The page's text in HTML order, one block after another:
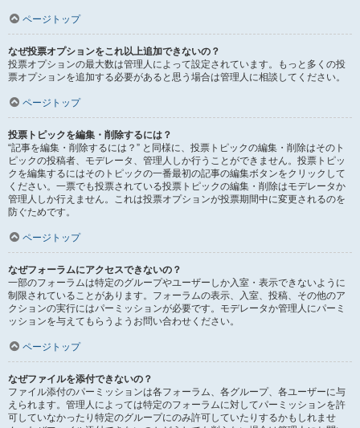
ページトップ
なぜ投票オプションをこれ以上追加できないの？
投票オプションの最大数は管理人によって設定されています。もっと多くの投
票オプションを追加する必要があると思う場合は管理人に相談してください。
ページトップ
投票トピックを編集・削除するには？
“記事を編集・削除するには？” と同様に、投票トピックの編集・削除はそのト
ピックの投稿者、モデレータ、管理人しか行うことができません。投票トピッ
クを編集するにはそのトピックの一番最初の記事の編集ボタンをクリックして
ください。一票でも投票されている投票トピックの編集・削除はモデレータか
管理人しか行えません。これは投票オプションが投票期間中に変更されるのを
防ぐためです。
ページトップ
なぜフォーラムにアクセスできないの？
一部のフォーラムは特定のグループやユーザーしか入室・表示できないように
制限されていることがあります。フォーラムの表示、入室、投稿、その他のア
クションの実行にはパーミッションが必要です。モデレータか管理人にパーミ
ッションを与えてもらうようお問い合わせください。
ページトップ
なぜファイルを添付できないの？
ファイル添付のパーミッションは各フォーラム、各グループ、各ユーザーに与
えられます。管理人によっては特定のフォーラムに対してパーミッションを許
可していなかったり特定のグループにのみ許可していたりするかもしれませ